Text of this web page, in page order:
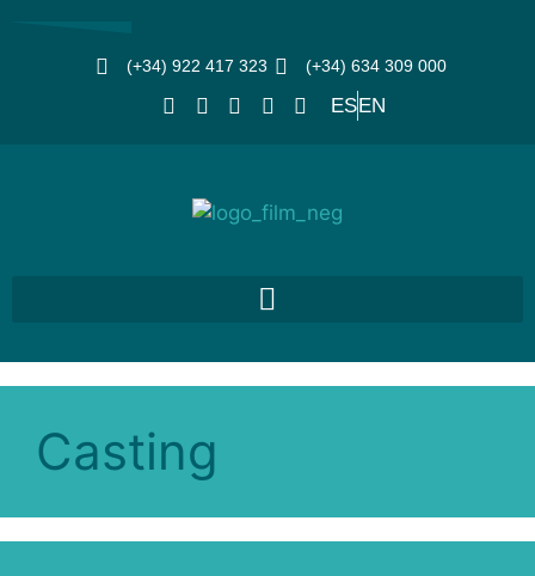
(+34) 922 417 323 (+34) 634 309 000
ESEN
Casting